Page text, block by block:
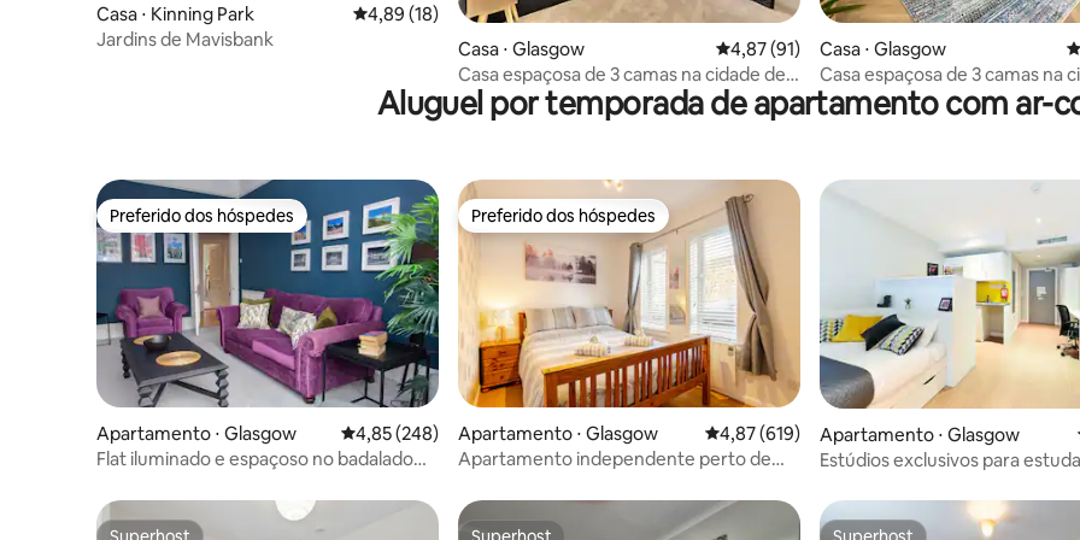
Casa ⋅ Kinning Park 4,89 de uma avaliação média de 5, 18 avaliações
4,89 (18)
Jardins de Mavisbank
Casa ⋅ Glasgow 4,87 de uma avaliação média de 5, 91
4,87 (91)
Casa espaçosa de 3 camas na cidade de
Glasgow — Estacionamento gratuito
Casa ⋅ Glasgow
Casa espaçosa de 3 camas na
Glasgow (estacionamento
Aluguel por temporada de apartamento com ar-
Preferido dos hóspedes
Preferido dos hóspedes
Apartamento ⋅ Glasgow 4,85 de uma avaliação média de 5, 248 avaliações
4,85 (248)
Flat iluminado e espaçoso no badalado
Preferido dos hóspedes
Preferido dos hóspedes
Apartamento ⋅ Glasgow 4,87 de uma avaliação média de 5, 619
4,87 (619)
Apartamento independente perto de
Apartamento ⋅ Glasgow
Estúdios exclusivos para